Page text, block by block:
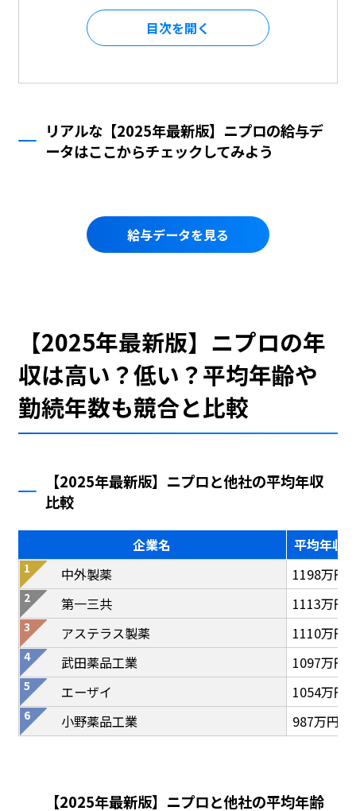
目次を
リアルな【2025年最新版】ニプロの給与デ
ータはここからチェックしてみよう
給与データを見る
【2025年最新版】ニプロの年
収は高い？低い？平均年齢や
勤続年数も競合と比較
【2025年最新版】ニプロと他社の平均年収
比較
企業名
平均年収
中外製薬
1198万円
第一三共
1113万円
アステラス製薬
1110万円
武田薬品工業
1097万円
エーザイ
1054万円
小野薬品工業
987万円
【2025年最新版】ニプロと他社の平均年齢